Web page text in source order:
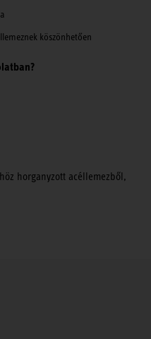
köszönhetően
horganyzott acéllemezből,